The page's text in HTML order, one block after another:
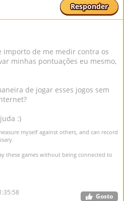
Responder
importo de me medir contra os
minhas pontuações eu mesmo,
de jogar esses jogos sem
:)
myself against others, and can record
these games without being connected to
Gosto